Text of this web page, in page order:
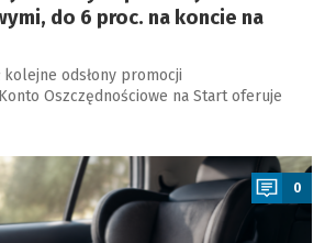
do 6 proc. na koncie na
odsłony promocji
Oszczędnościowe na Start oferuje
0